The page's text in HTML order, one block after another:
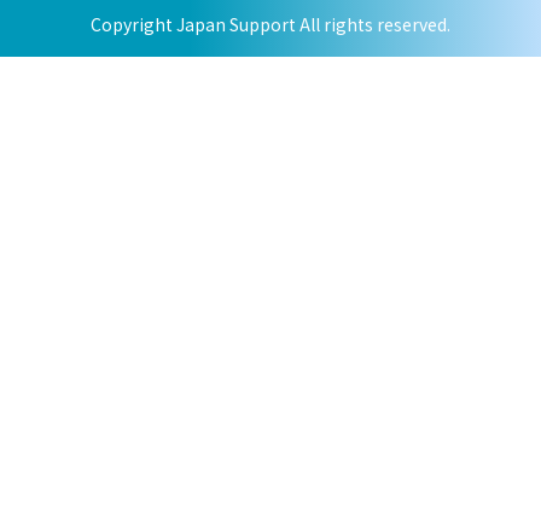
Copyright Japan Support All rights reserved.